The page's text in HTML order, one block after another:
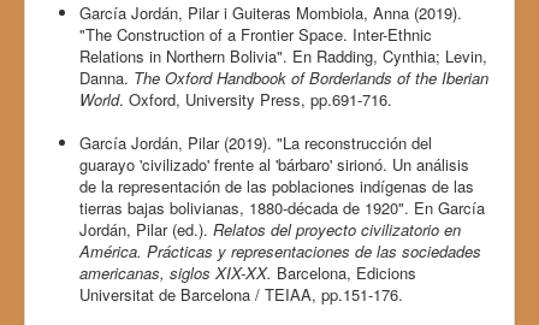
García Jordán, Pilar i Guiteras Mombiola, Anna (2019).
"The Construction of a Frontier Space. Inter-Ethnic
Relations in Northern Bolivia". En Radding, Cynthia; Levin,
Danna. The Oxford Handbook of Borderlands of the Iberian
World. Oxford, University Press, pp.691-716.
García Jordán, Pilar (2019). "La reconstrucción del
guarayo 'civilizado' frente al 'bárbaro' sirionó. Un análisis
de la representación de las poblaciones indígenas de las
tierras bajas bolivianas, 1880-década de 1920". En García
Jordán, Pilar (ed.). Relatos del proyecto civilizatorio en
América. Prácticas y representaciones de las sociedades
americanas, siglos XIX-XX. Barcelona, Edicions
Universitat de Barcelona / TEIAA, pp.151-176.